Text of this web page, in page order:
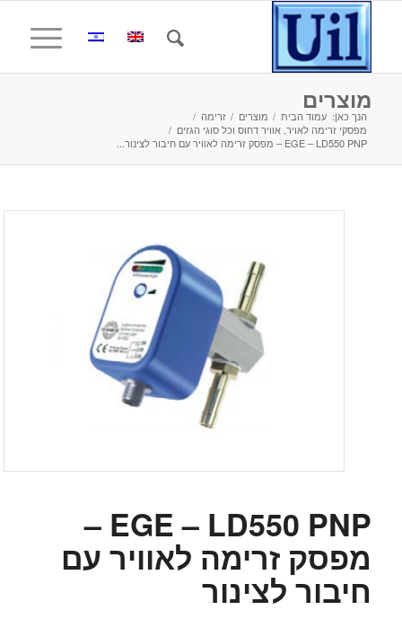
מוצרים
הנך כאן: עמוד הבית / מוצרים / זרימה /
מפסקי זרימה לאויר, אוויר דחוס וכל סוגי הגזים /
EGE – LD550 PNP – מפסק זרימה לאוויר עם חיבור לצינור...
EGE – LD550 PNP –
מפסק זרימה לאוויר עם
חיבור לצינור